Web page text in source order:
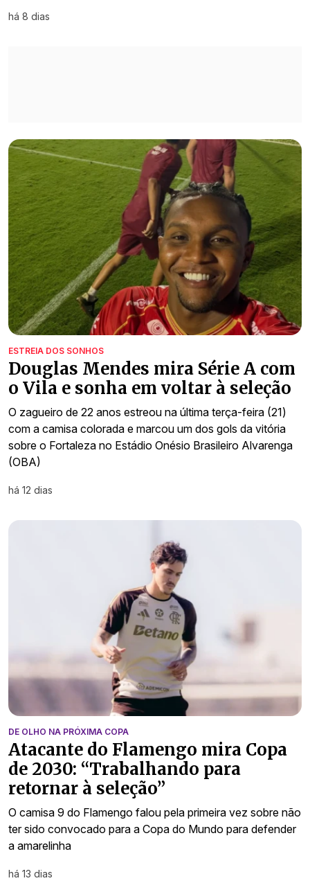
há 8 dias
ESTREIA DOS SONHOS
Douglas Mendes mira Série A com
o Vila e sonha em voltar à seleção
O zagueiro de 22 anos estreou na última terça-feira (21)
com a camisa colorada e marcou um dos gols da vitória
sobre o Fortaleza no Estádio Onésio Brasileiro Alvarenga
(OBA)
há 12 dias
DE OLHO NA PRÓXIMA COPA
Atacante do Flamengo mira Copa
de 2030: “Trabalhando para
retornar à seleção”
O camisa 9 do Flamengo falou pela primeira vez sobre não
ter sido convocado para a Copa do Mundo para defender
a amarelinha
há 13 dias